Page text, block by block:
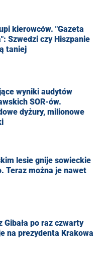
kierowców. "Gazeta
Szwedzi czy Hiszpanie
taniej
wyniki audytów
SOR-ów.
dyżury, milionowe
lesie gnije sowieckie
Teraz można je nawet
Gibała po raz czwarty
na prezydenta Krakowa